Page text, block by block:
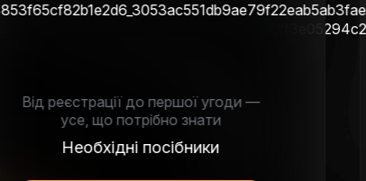
Не просто HODL: дізнайтеся, як
примножити свою криптовалюту
Earn